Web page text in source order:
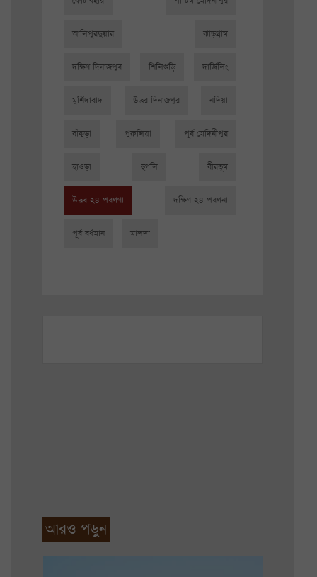
আলিপুরদুয়ার ঝাড়গ্রাম
দক্ষিণ দিনাজপুর শিলিগুড়ি দার্জিলিং
মুর্শিদাবাদ উত্তর দিনাজপুর নদিয়া
বাঁকুড়া পুরুলিয়া পূর্ব মেদিনীপুর
হাওড়া হুগলি বীরভূম
উত্তর ২৪ পরগণা দক্ষিণ ২৪ পরগনা
পূর্ব বর্ধমান মালদা
আরও পড়ুন